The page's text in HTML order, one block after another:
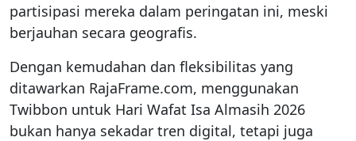
partisipasi mereka dalam peringatan ini, meski
berjauhan secara geografis.
Dengan kemudahan dan fleksibilitas yang
ditawarkan RajaFrame.com, menggunakan
Twibbon untuk Hari Wafat Isa Almasih 2026
bukan hanya sekadar tren digital, tetapi juga